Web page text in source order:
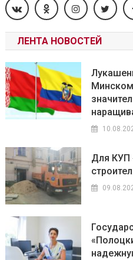
ЛЕНТА НОВОСТЕЙ
Для КУП